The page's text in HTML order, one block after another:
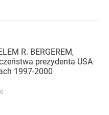
R. BERGEREM,
prezydenta USA
1997-2000